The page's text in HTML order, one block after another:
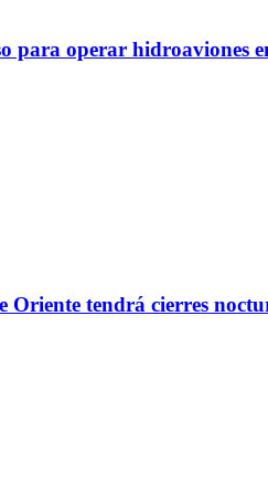
para operar hidroaviones
Oriente tendrá cierres